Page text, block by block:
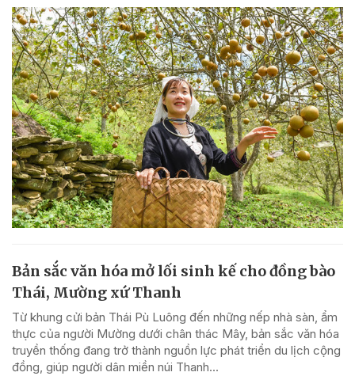
Bản sắc văn hóa mở lối sinh kế cho đồng bào
Thái, Mường xứ Thanh
Từ khung cửi bản Thái Pù Luông đến những nếp nhà sàn, ẩm
thực của người Mường dưới chân thác Mây, bản sắc văn hóa
truyền thống đang trở thành nguồn lực phát triển du lịch cộng
đồng, giúp người dân miền núi Thanh...